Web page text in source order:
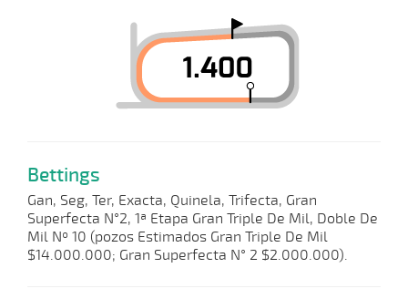
Bettings
Gan, Seg, Ter, Exacta, Quinela, Trifecta, Gran
Superfecta N°2, 1ª Etapa Gran Triple De Mil, Doble De
Mil Nº 10 (pozos Estimados Gran Triple De Mil
$14.000.000; Gran Superfecta N° 2 $2.000.000).